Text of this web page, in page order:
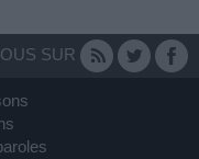
SUR